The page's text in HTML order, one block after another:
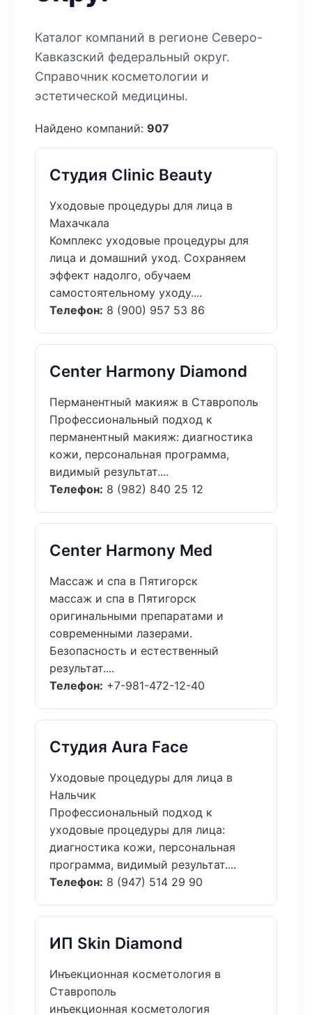
Каталог компаний в регионе Северо-
Кавказский федеральный округ.
Справочник косметологии и
эстетической медицины.
Найдено компаний: 907
Студия Clinic Beauty
Уходовые процедуры для лица в
Махачкала
Комплекс уходовые процедуры для
лица и домашний уход. Сохраняем
эффект надолго, обучаем
самостоятельному уходу....
Телефон: 8 (900) 957 53 86
Center Harmony Diamond
Перманентный макияж в Ставрополь
Профессиональный подход к
перманентный макияж: диагностика
кожи, персональная программа,
видимый результат....
Телефон: 8 (982) 840 25 12
Center Harmony Med
Массаж и спа в Пятигорск
массаж и спа в Пятигорск
оригинальными препаратами и
современными лазерами.
Безопасность и естественный
результат....
Телефон: +7-981-472-12-40
Студия Aura Face
Уходовые процедуры для лица в
Нальчик
Профессиональный подход к
уходовые процедуры для лица:
диагностика кожи, персональная
программа, видимый результат....
Телефон: 8 (947) 514 29 90
ИП Skin Diamond
Инъекционная косметология в
Ставрополь
инъекционная косметология